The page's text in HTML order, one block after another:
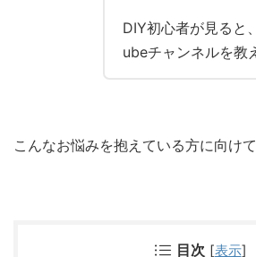
DIY初心者が見ると
ubeチャンネルを教
こんなお悩みを抱えている方に向けて
目次 [表示]